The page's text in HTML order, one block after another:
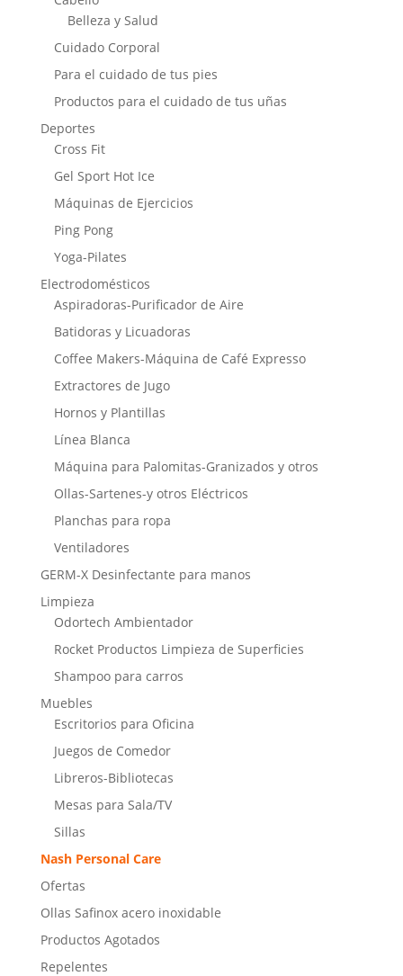
Belleza y Salud
Cuidado Corporal
Para el cuidado de tus pies
Productos para el cuidado de tus uñas
Deportes
Cross Fit
Gel Sport Hot Ice
Máquinas de Ejercicios
Ping Pong
Yoga-Pilates
Electrodomésticos
Aspiradoras-Purificador de Aire
Batidoras y Licuadoras
Coffee Makers-Máquina de Café Expresso
Extractores de Jugo
Hornos y Plantillas
Línea Blanca
Máquina para Palomitas-Granizados y otros
Ollas-Sartenes-y otros Eléctricos
Planchas para ropa
Ventiladores
GERM-X Desinfectante para manos
Limpieza
Odortech Ambientador
Rocket Productos Limpieza de Superficies
Shampoo para carros
Muebles
Escritorios para Oficina
Juegos de Comedor
Libreros-Bibliotecas
Mesas para Sala/TV
Sillas
Nash Personal Care
Ofertas
Ollas Safinox acero inoxidable
Productos Agotados
Repelentes